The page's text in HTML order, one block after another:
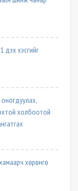
дэх хэсгийг
оногдуулах,
холбоотой
хөрөнгө